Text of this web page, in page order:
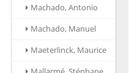
Machado, Antonio
Machado, Manuel
Maeterlinck, Maurice